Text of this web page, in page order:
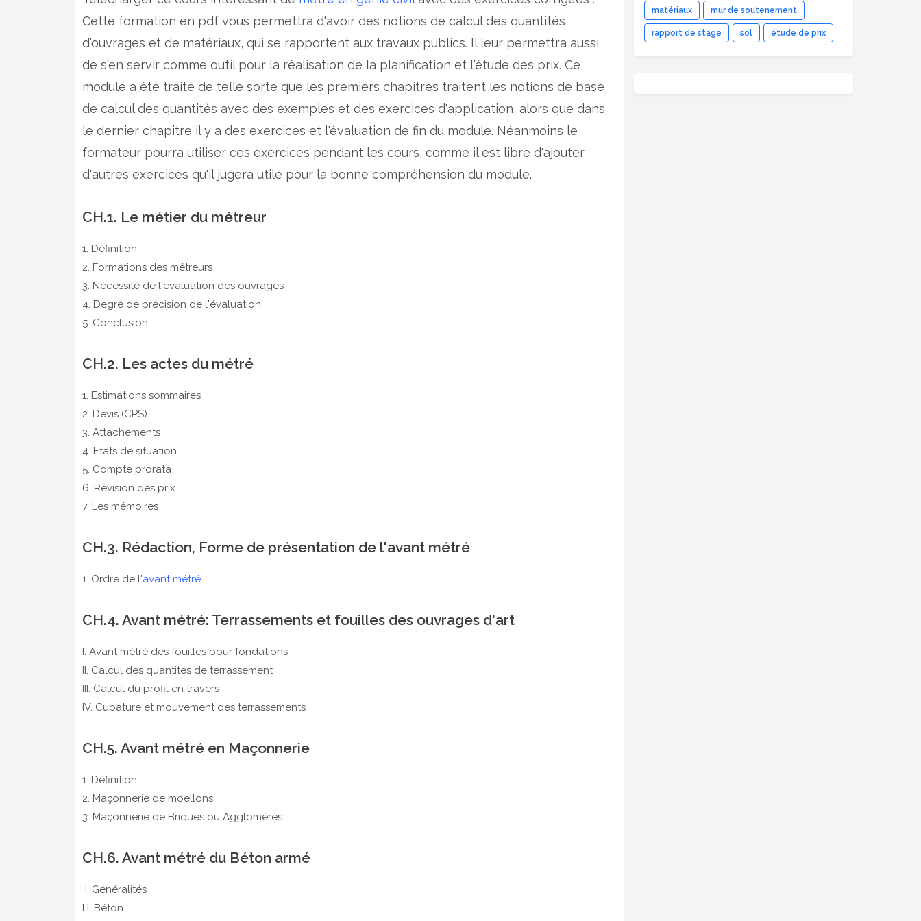
Cette formation en pdf vous permettra d'avoir des notions de calcul des quantités
d'ouvrages et de matériaux, qui se rapportent aux travaux publics. Il leur permettra aussi
de s'en servir comme outil pour la réalisation de la planification et l'étude des prix. Ce
module a été traité de telle sorte que les premiers chapitres traitent les notions de base
de calcul des quantités avec des exemples et des exercices d'application, alors que dans
le dernier chapitre il y a des exercices et l'évaluation de fin du module. Néanmoins le
formateur pourra utiliser ces exercices pendant les cours, comme il est libre d'ajouter
d'autres exercices qu'il jugera utile pour la bonne compréhension du module.
CH.1. Le métier du métreur
1. Définition
2. Formations des métreurs
3. Nécessité de l'évaluation des ouvrages
4. Degré de précision de l'évaluation
5. Conclusion
CH.2. Les actes du métré
1. Estimations sommaires
2. Devis (CPS)
3. Attachements
4. Etats de situation
5. Compte prorata
6. Révision des prix
7. Les mémoires
CH.3. Rédaction, Forme de présentation de l'avant métré
1. Ordre de l'avant métré
CH.4. Avant métré: Terrassements et fouilles des ouvrages d'art
I. Avant métré des fouilles pour fondations
II. Calcul des quantités de terrassement
III. Calcul du profil en travers
IV. Cubature et mouvement des terrassements
CH.5. Avant métré en Maçonnerie
1. Définition
2. Maçonnerie de moellons
3. Maçonnerie de Briques ou Agglomérés
CH.6. Avant métré du Béton armé
I. Généralités
I I. Béton
matériaux mur de soutenement
rapport de stage sol étude de prix